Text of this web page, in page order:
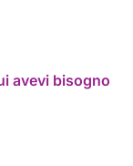
avevi bisogno